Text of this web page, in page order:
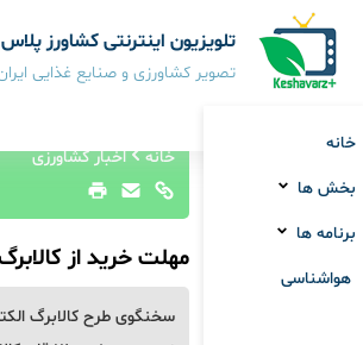
تلویزیون اینترنتی کشاورز پلاس
تصویر کشاورزی و صنایع غذایی
خانه
بخش ها
برنامه ها
هواشناسی
خانه اخبار کشاورزی
مهلت خرید از
سخنگوی طرح کالابرگ